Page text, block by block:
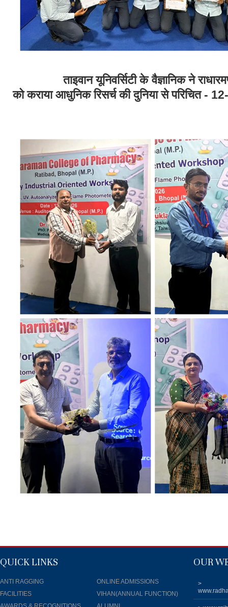
ताइवान यूनिवर्सिटी के वैज्ञानिक ने राधारमण
को कराया आधुनिक रिसर्च की दुनिया से